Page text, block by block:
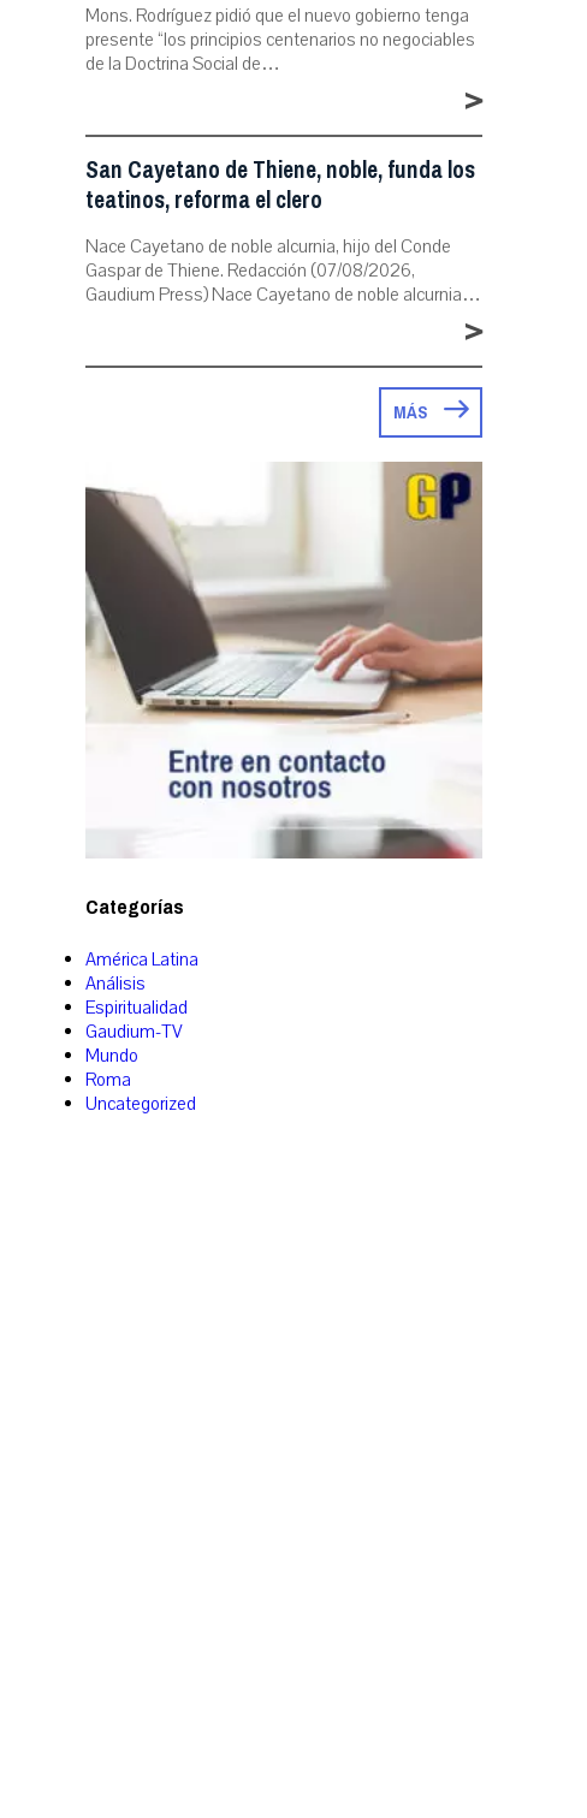
Mons. Rodríguez pidió que el nuevo gobierno tenga
presente “los principios centenarios no negociables
de la Doctrina Social de…
>
San Cayetano de Thiene, noble, funda los
teatinos, reforma el clero
Nace Cayetano de noble alcurnia, hijo del Conde
Gaspar de Thiene. Redacción (07/08/2026,
Gaudium Press) Nace Cayetano de noble alcurnia…
>
MÁS
Categorías
América Latina
Análisis
Espiritualidad
Gaudium-TV
Mundo
Roma
Uncategorized